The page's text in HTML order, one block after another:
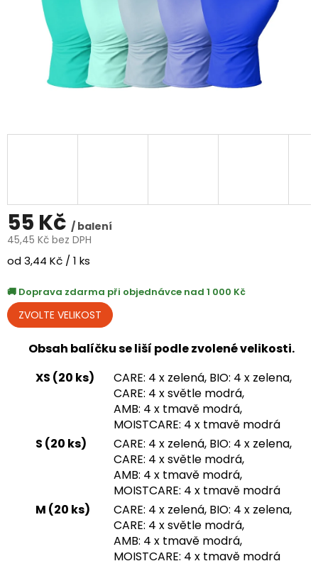
55 Kč / balení
45,45 Kč bez DPH
Měrná
od 3,44 Kč / 1 ks
Doprava zdarma při objednávce nad 1 000 Kč
Obsah balíčku se liší podle zvolené velikosti.
XS (20 ks)
CARE: 4 x zelená, BIO: 4 x zelena,
CARE: 4 x světle modrá,
AMB: 4 x tmavě modrá,
MOISTCARE: 4 x tmavě modrá
S (20 ks)
CARE: 4 x zelená, BIO: 4 x zelena,
CARE: 4 x světle modrá,
AMB: 4 x tmavě modrá,
MOISTCARE: 4 x tmavě modrá
M (20 ks)
CARE: 4 x zelená, BIO: 4 x zelena,
CARE: 4 x světle modrá,
AMB: 4 x tmavě modrá,
MOISTCARE: 4 x tmavě modrá